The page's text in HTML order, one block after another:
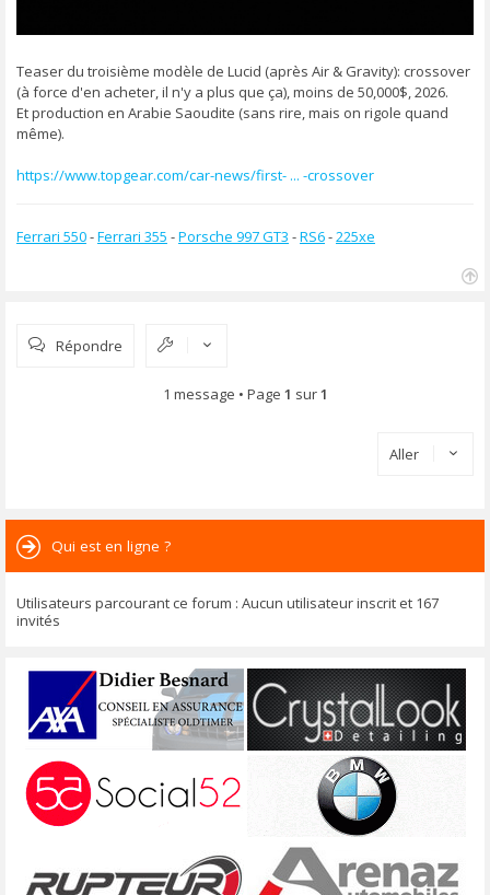
Teaser du troisième modèle de Lucid (après Air & Gravity): crossover
(à force d'en acheter, il n'y a plus que ça), moins de 50,000$, 2026.
Et production en Arabie Saoudite (sans rire, mais on rigole quand
même).
https://www.topgear.com/car-news/first- ... -crossover
Ferrari 550-Ferrari 355 -Porsche 997 GT3 -RS6-225xe
Répondre
1 message • Page 1 sur1
Aller
Qui est en ligne ?
Utilisateurs parcourant ce forum : Aucun utilisateur inscrit et 167
invités